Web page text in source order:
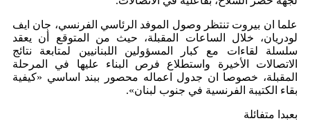
علما ان بيروت تنتظر وصول الموفد الرئاسي الفرنسي، جان ايف
لودريان، خلال الساعات المقبلة، حيث من المتوقع أن يعقد
سلسلة لقاءات مع كبار المسؤولين اللبنانيين لمتابعة نتائج
الاتصالات الأخيرة واستطلاع فرص البناء عليها في المرحلة
المقبلة، خصوصا ان جدول اعماله محصور ببند اساسي «كيفية
بقاء الكتيبة الفرنسية في جنوب لبنان».
بعبدا متفائلة